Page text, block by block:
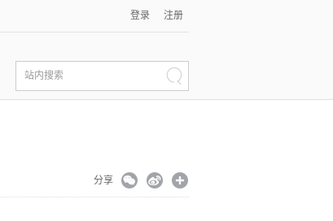
登录 注册
站内搜索
分享